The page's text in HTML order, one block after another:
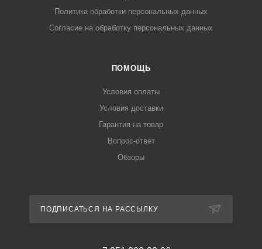
Политика обработки персональных данных
Согласие на обработку персональных данных
ПОМОЩЬ
Условия оплаты
Условия доставки
Гарантия на товар
Вопрос-ответ
Обзоры
ПОДПИСАТЬСЯ НА РАССЫЛКУ